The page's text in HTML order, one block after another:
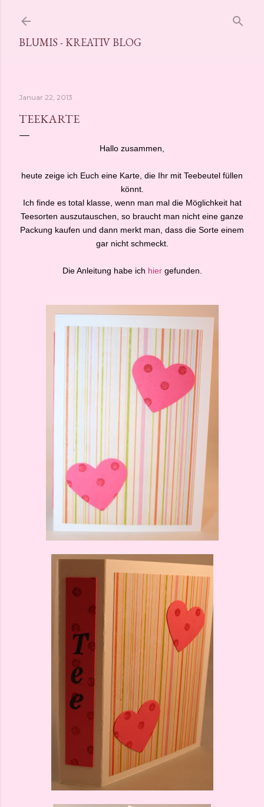
BLUMIS - KREATIV BLOG
Januar 22, 2013
TEEKARTE
Hallo zusammen,
heute zeige ich Euch eine Karte, die Ihr mit Teebeutel füllen
könnt.
Ich finde es total klasse, wenn man mal die Möglichkeit hat
Teesorten auszutauschen, so braucht man nicht eine ganze
Packung kaufen und dann merkt man, dass die Sorte einem
gar nicht schmeckt.
Die Anleitung habe ich hiergefunden.